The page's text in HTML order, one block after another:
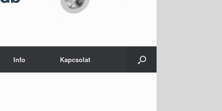
Info Kapcsolat